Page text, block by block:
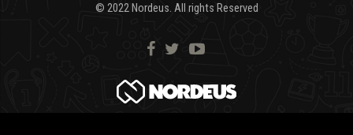
© 2022 Nordeus. All rights Reserved